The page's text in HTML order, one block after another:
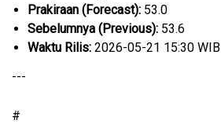
Prakiraan (Forecast): 53.0
Sebelumnya (Previous): 53.6
Waktu Rilis: 2026-05-21 15:30 WIB
---
#